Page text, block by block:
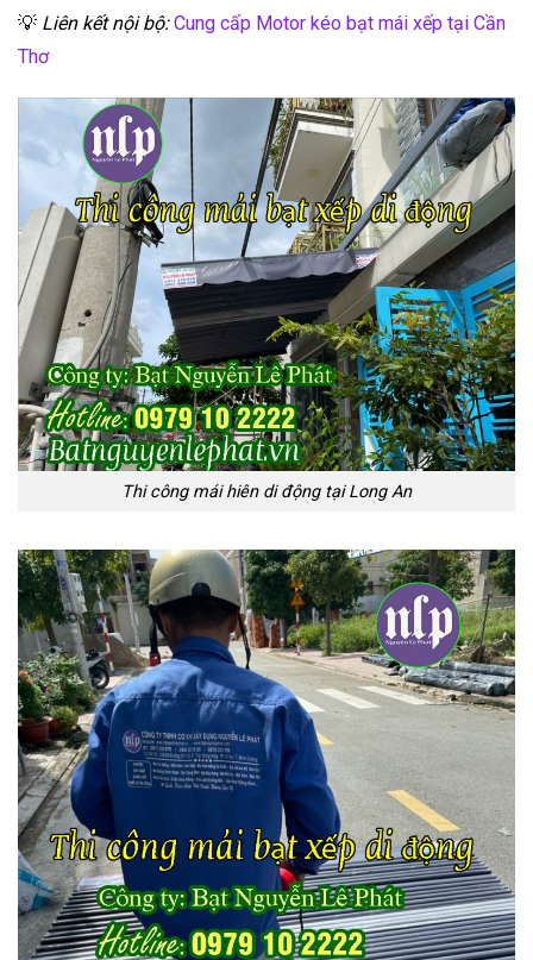
💡 Liên kết nội bộ: Cung cấp Motor kéo bạt mái xếp tại Cần
Thơ
Thi công mái hiên di động tại Long An